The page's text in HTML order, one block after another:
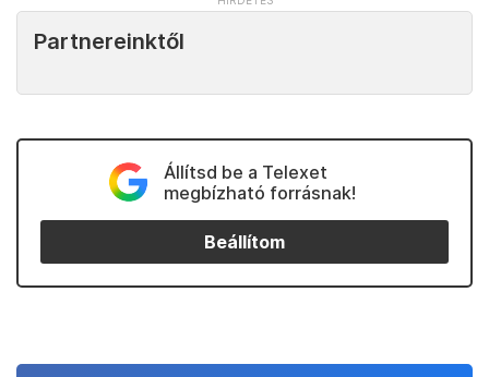
Partnereinktől
Állítsd be a Telexet
megbízható forrásnak!
Beállítom